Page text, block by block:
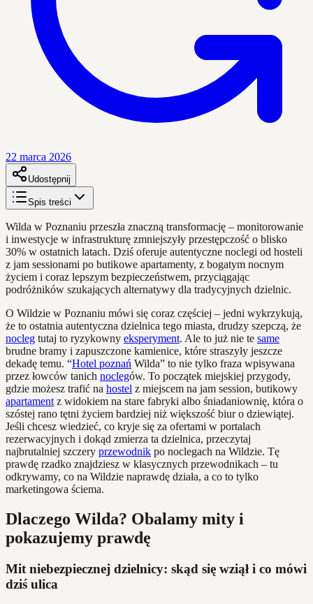
22 marca 2026
Udostępnij
Spis treści
Wilda w Poznaniu przeszła znaczną transformację – monitorowanie
i inwestycje w infrastrukturę zmniejszyły przestępczość o blisko
30% w ostatnich latach. Dziś oferuje autentyczne noclegi od hosteli
z jam sessionami po butikowe apartamenty, z bogatym nocnym
życiem i coraz lepszym bezpieczeństwem, przyciągając
podróżników szukających alternatywy dla tradycyjnych dzielnic.
O Wildzie w Poznaniu mówi się coraz częściej – jedni wykrzykują,
że to ostatnia autentyczna dzielnica tego miasta, drudzy szepczą, że
nocleg tutaj to ryzykowny eksperyment. Ale to już nie te same
brudne bramy i zapuszczone kamienice, które straszyły jeszcze
dekadę temu. “Hotel poznań Wilda” to nie tylko fraza wpisywana
przez łowców tanich noclegów. To początek miejskiej przygody,
gdzie możesz trafić na hostel z miejscem na jam session, butikowy
apartament z widokiem na stare fabryki albo śniadaniownię, która o
szóstej rano tętni życiem bardziej niż większość biur o dziewiątej.
Jeśli chcesz wiedzieć, co kryje się za ofertami w portalach
rezerwacyjnych i dokąd zmierza ta dzielnica, przeczytaj
najbrutalniej szczery przewodnik po noclegach na Wildzie. Tę
prawdę rzadko znajdziesz w klasycznych przewodnikach – tu
odkrywamy, co na Wildzie naprawdę działa, a co to tylko
marketingowa ściema.
Dlaczego Wilda? Obalamy mity i
pokazujemy prawdę
Mit niebezpiecznej dzielnicy: skąd się wziął i co mówi
dziś ulica